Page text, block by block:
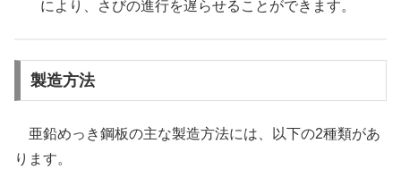
により、さびの進行を遅らせることができます。
製造方法
亜鉛めっき鋼板の主な製造方法には、以下の2種類があ
ります。